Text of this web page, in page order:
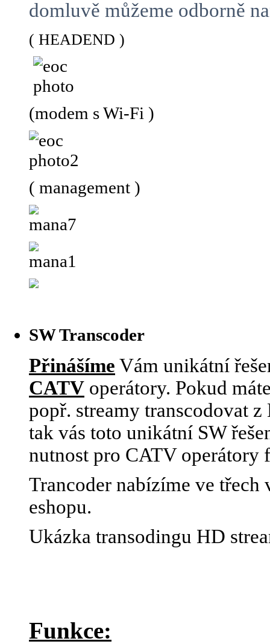
domluvě můžeme odborně
( HEADEND )
(modem s Wi-Fi )
( management )
SW Transcoder
Přinášíme Vám unikátní
CATV operátory. Pokud
popř. streamy transcodovat
tak vás toto unikátní SW
nutnost pro CATV operátory
Trancoder nabízíme ve třech
eshopu.
Ukázka transodingu HD
Funkce: